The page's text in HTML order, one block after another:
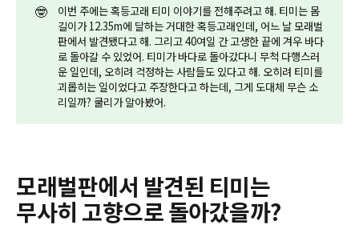
🤓
이번 주에는 혹등고래 티미 이야기를 전해주려고 해. 티미는 몸
길이가 12.35m에 달하는 거대한 혹등고래인데, 어느 날 모래벌
판에서 발견됐다고 해. 그리고 40여일 간 고생한 끝에 겨우 바다
로 돌아갈 수 있었어. 티미가 바다로 돌아갔다니 무척 다행스러
운 일인데, 오히려 걱정하는 사람들도 있다고 해. 오히려 티미를
괴롭히는 일이었다고 주장한다고 하는데, 그게 도대체 무슨 소
리일까? 쿨리가 알아봤어.
모래벌판에서 발견된 티미는
무사히 고향으로 돌아갔을까?